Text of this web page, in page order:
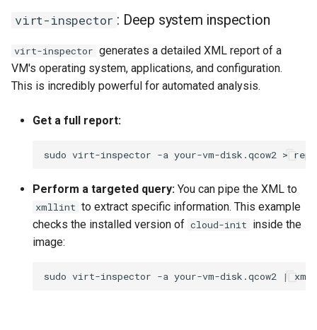
virt-inspector : Deep system inspection
virt-inspector generates a detailed XML report of a
VM's operating system, applications, and configuration.
This is incredibly powerful for automated analysis.
Get a full report:
sudo virt-inspector -a your-vm-disk.qcow2 >
Perform a targeted query: You can pipe the XML to
xmllint to extract specific information. This example
checks the installed version of cloud-init inside the
image:
sudo virt-inspector -a your-vm-disk.qcow2 |